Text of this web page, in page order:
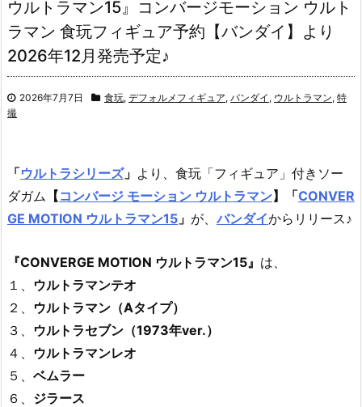
ウルトラマン15』コンバージモーション ウルト
ラマン 食玩フィギュア予約【バンダイ】より
2026年12月発売予定♪
2026年7月7日 食玩, デフォルメフィギュア, バンダイ , ウルトラマン, 特
撮
「ウルトラシリーズ」 より、食玩「フィギュア」付きソー
ダガム 【コンバージ モーション ウルトラマン】 「CONVER
GE MOTION ウルトラマン15 」 が、バンダイからリリース♪
『CONVERGE MOTION ウルトラマン15』 は、
１、 ウルトラマンテオ
２、 ウルトラマン（Aタイプ）
３、 ウルトラセブン（1973年ver.）
４、 ウルトラマンレオ
５、 ベムラー
６、 ジラース